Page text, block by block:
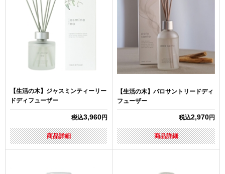
【生活の木】ジャスミンティーリー
ドディフューザー
税込3,960円
商品詳細
【生活の木】パロサントリードディ
フューザー
税込2,970円
商品詳細